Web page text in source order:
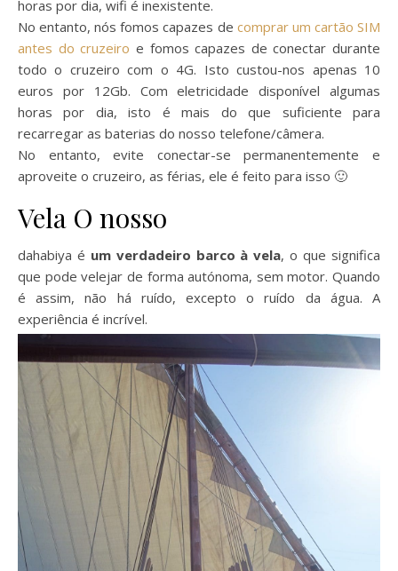
horas por dia, wifi é inexistente.
No entanto, nós fomos capazes de comprar um cartão SIM
antes do cruzeiro e fomos capazes de conectar durante
todo o cruzeiro com o 4G. Isto custou-nos apenas 10
euros por 12Gb. Com eletricidade disponível algumas
horas por dia, isto é mais do que suficiente para
recarregar as baterias do nosso telefone/câmera.
No entanto, evite conectar-se permanentemente e
aproveite o cruzeiro, as férias, ele é feito para isso 🙂
Vela O nosso
dahabiya é um verdadeiro barco à vela, o que significa
que pode velejar de forma autónoma, sem motor. Quando
é assim, não há ruído, excepto o ruído da água. A
experiência é incrível.